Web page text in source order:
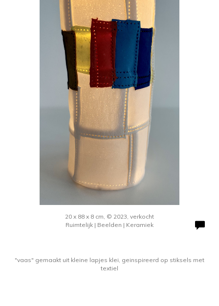
20 x 88 x 8 cm, © 2023, verkocht
Ruimtelijk | Beelden | Keramiek
"vaas" gemaakt uit kleine lapjes klei, geinspireerd op stiksels met
textiel